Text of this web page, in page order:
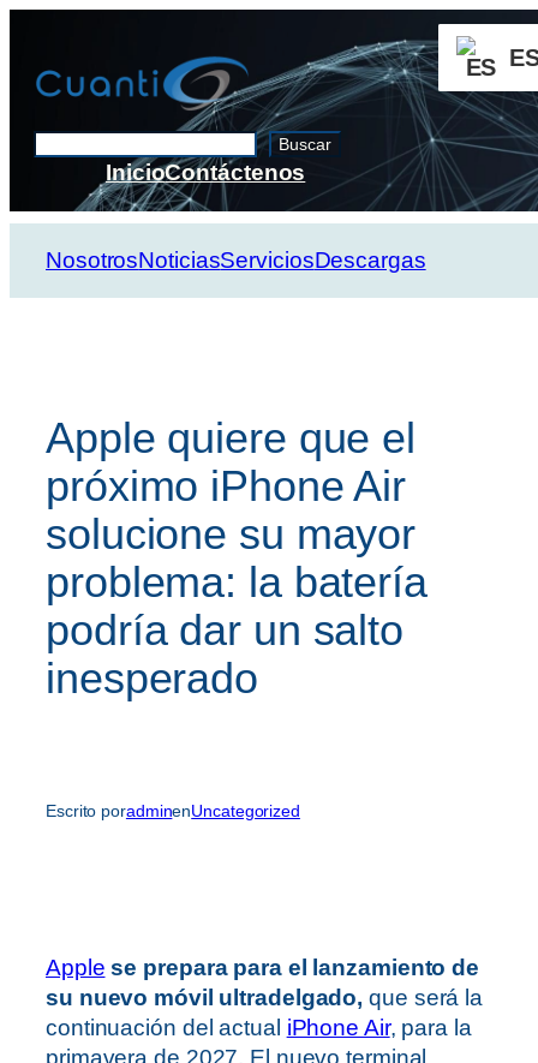
contenido
Buscar
InicioContáctenos
NosotrosNoticiasServiciosDescargas
Apple quiere que el
próximo iPhone Air
solucione su mayor
problema: la batería
podría dar un salto
inesperado
Escrito poradminenUncategorized
Apple se prepara para el lanzamiento de
su nuevo móvil ultradelgado, que será la
continuación del actual iPhone Air, para la
primavera de 2027. El nuevo terminal